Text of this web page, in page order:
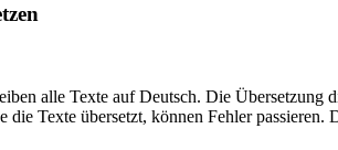
alle Texte auf Deutsch. Die Übersetzung
die Texte übersetzt, können Fehler passieren.